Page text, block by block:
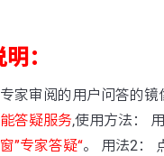
：
家审阅的用户问答的镜
答疑服务,使用方法：
”专家答疑“。 用法2：